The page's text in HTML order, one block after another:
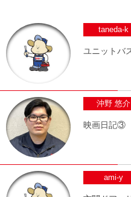
taneda-k
ユニットバ
沖野 悠介
映画日記③
ami-y